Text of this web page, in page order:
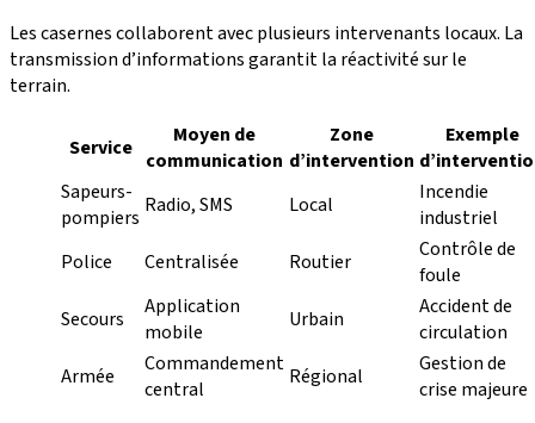
Les casernes collaborent avec plusieurs intervenants locaux. La
transmission d’informations garantit la réactivité sur le
terrain.
Service
Moyen de
communication
Zone
d’intervention
Exemple
Sapeurs-
pompiers Radio, SMS Local
Incendie
industriel
Police
Centralisée Routier
Contrôle de
foule
Secours
Application
mobile
Urbain
Accident de
circulation
Armée
Commandement
central
Régional
Gestion de
crise majeure